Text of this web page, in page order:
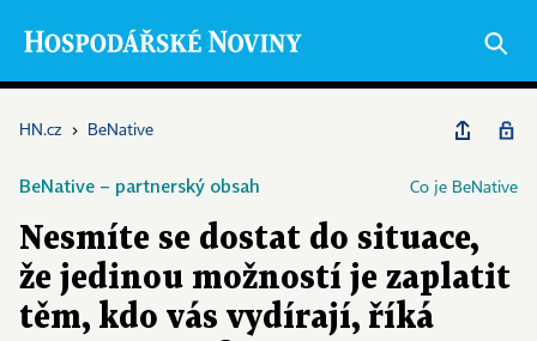
HN.cz › BeNative
BeNative – partnerský obsah Co je BeNative
Nesmíte se dostat do situace,
že jedinou možností je zaplatit
těm, kdo vás vydírají, říká